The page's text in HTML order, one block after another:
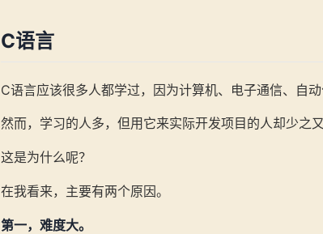
C语言
C语言应该很多人都学过，因为计算机、电子通信、自
然而，学习的人多，但用它来实际开发项目的人却少之又
这是为什么呢？
在我看来，主要有两个原因。
第一，难度大。